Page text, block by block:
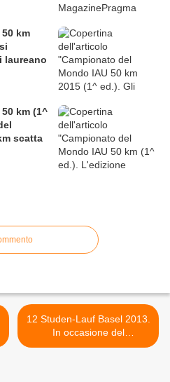
km
laureano
km (1^
scatta
12 Studen-Lauf Basel 2013.
In occasione del
Campionato nazionale